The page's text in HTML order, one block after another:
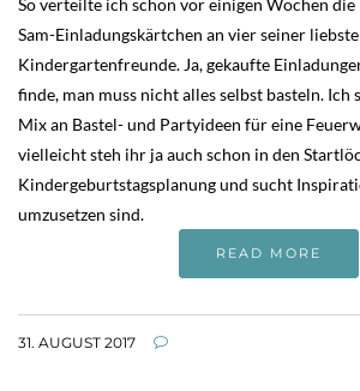
So verteilte ich schon vor einigen Wochen
Sam-Einladungskärtchen an vier seiner
Kindergartenfreunde. Ja, gekaufte
finde, man muss nicht alles selbst basteln. Ich
Mix an Bastel- und Partyideen für eine
vielleicht steh ihr ja auch schon in den
Kindergeburtstagsplanung und sucht
umzusetzen sind.
READ MORE
31. AUGUST 2017